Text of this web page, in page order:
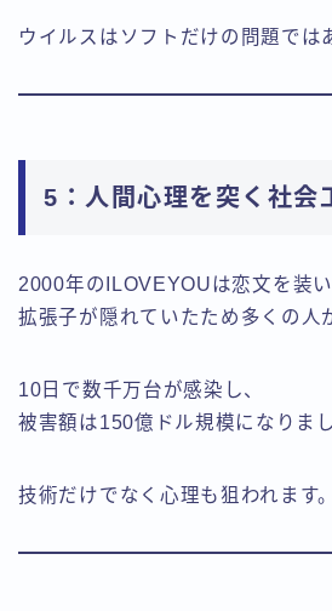
ウイルスはソフトだけの問題では
5：人間心理を突く社会
2000年のILOVEYOUは恋文を装い
拡張子が隠れていたため多くの人
10日で数千万台が感染し、
被害額は150億ドル規模になりまし
技術だけでなく心理も狙われます。